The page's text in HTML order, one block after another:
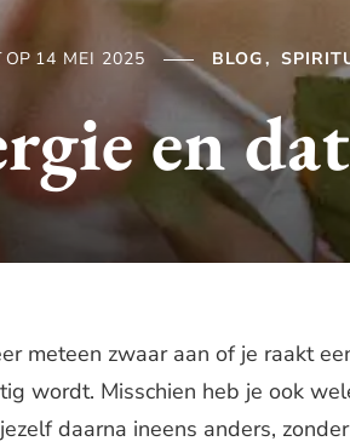
OP 14 MEI 2025 BLOG
en
meteen zwaar aan of je raakt
wordt. Misschien heb je ook
daarna ineens anders,